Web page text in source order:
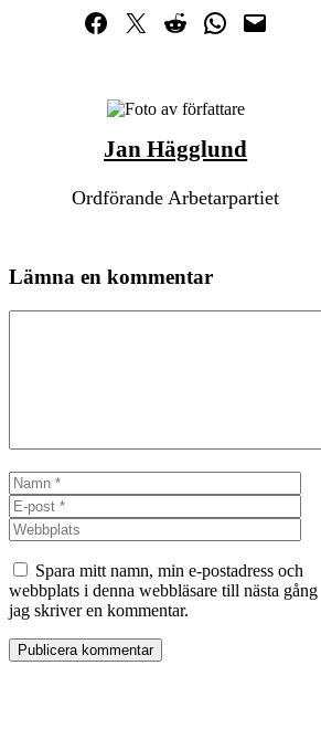
Dela på Facebook
Dela på TwitterDela på RedditDela i WhatsApp
Maila en länk
Jan Hägglund
Ordförande Arbetarpartiet
Lämna en kommentar
Namn
post
Spara mitt namn, min e-postadress och
webbplats i denna webbläsare till nästa gång
jag skriver en kommentar.